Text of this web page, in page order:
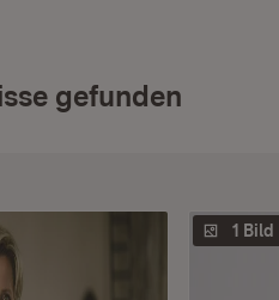
gefunden
1 Bild